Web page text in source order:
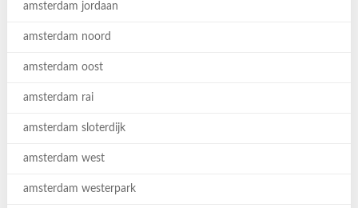
amsterdam jordaan
amsterdam noord
amsterdam oost
amsterdam rai
amsterdam sloterdijk
amsterdam west
amsterdam westerpark